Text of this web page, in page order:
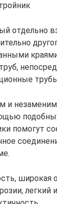
отдельно
и
помогут
широкая
легкий